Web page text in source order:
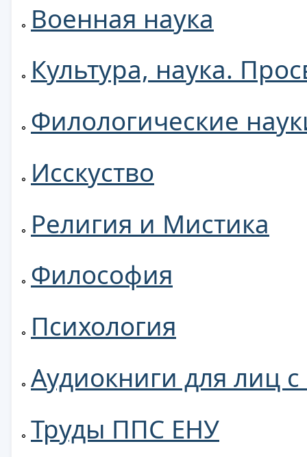
Военная наука
Культура, наука.
Филологические
Исскуство
Религия и Мистика
Философия
Психология
Аудиокниги для лиц
Труды ППС ЕНУ